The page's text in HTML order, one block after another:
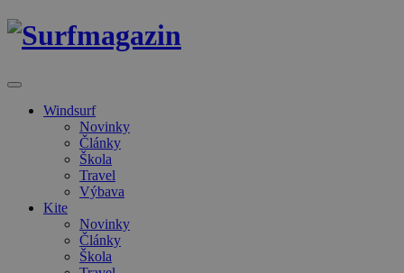
Windsurf
Novinky
Články
Škola
Travel
Výbava
Kite
Novinky
Články
Škola